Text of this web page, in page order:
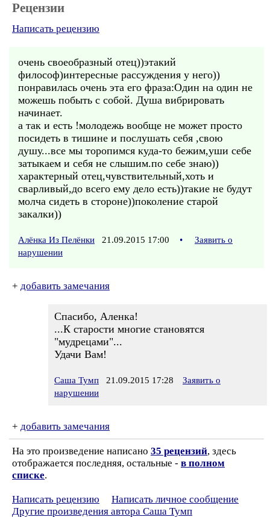
Рецензии
Написать рецензию
очень своеобразный отец))этакий
философ)интересные рассуждения у него))
понравилась очень эта его фраза:Один на один не
можешь побыть с собой. Душа вибрировать
начинает.
а так и есть !молодежь вообще не может просто
посидеть в тишине и послушать себя ,свою
душу...все мы торопимся куда-то бежим,уши себе
затыкаем и себя не слышим.по себе знаю))
характерный отец,чувствительный,хоть и
сварливый,до всего ему дело есть))такие не будут
молча сидеть в стороне))поколение старой
закалки))
Алёнка Из Пелёнки 21.09.2015 17:00 •
Заявить о
нарушении
+ добавить замечания
Спасибо, Аленка!
...К старости многие становятся
"мудрецами"...
Удачи Вам!
Саша Тумп 21.09.2015 17:28
Заявить о
нарушении
+ добавить замечания
На это произведение написано 35 рецензий, здесь
отображается последняя, остальные - в полном
списке.
Написать рецензию
Написать личное сообщение
Другие произведения автора Саша Тумп